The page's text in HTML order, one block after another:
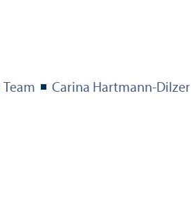
Team Carina Hartmann-Dilzer